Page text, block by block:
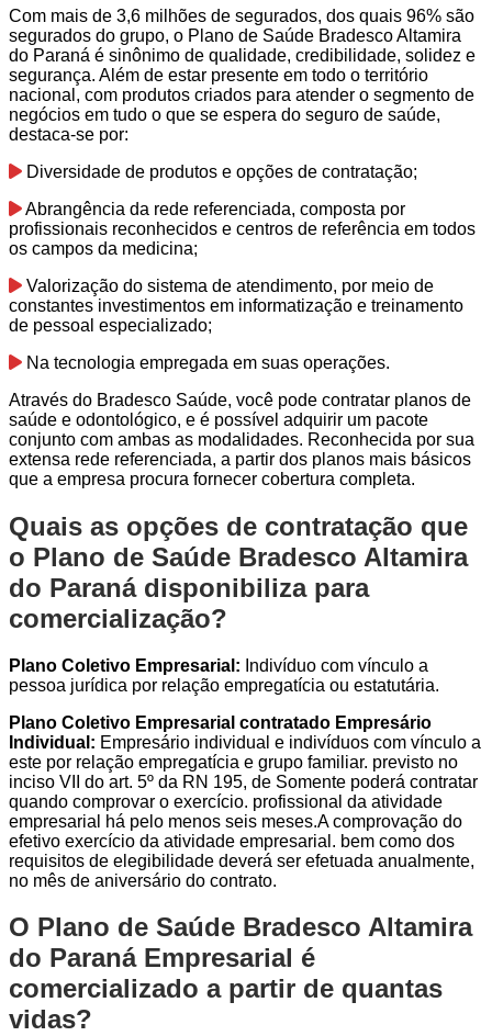
Com mais de 3,6 milhões de segurados, dos quais 96% são
segurados do grupo, o Plano de Saúde Bradesco Altamira
do Paraná é sinônimo de qualidade, credibilidade, solidez e
segurança. Além de estar presente em todo o território
nacional, com produtos criados para atender o segmento de
negócios em tudo o que se espera do seguro de saúde,
destaca-se por:
Diversidade de produtos e opções de contratação;
Abrangência da rede referenciada, composta por
profissionais reconhecidos e centros de referência em todos
os campos da medicina;
Valorização do sistema de atendimento, por meio de
constantes investimentos em informatização e treinamento
de pessoal especializado;
Na tecnologia empregada em suas operações.
Através do Bradesco Saúde, você pode contratar planos de
saúde e odontológico, e é possível adquirir um pacote
conjunto com ambas as modalidades. Reconhecida por sua
extensa rede referenciada, a partir dos planos mais básicos
que a empresa procura fornecer cobertura completa.
Quais as opções de contratação que
o Plano de Saúde Bradesco Altamira
do Paraná disponibiliza para
comercialização?
Plano Coletivo Empresarial: Indivíduo com vínculo a
pessoa jurídica por relação empregatícia ou estatutária.
Plano Coletivo Empresarial contratado Empresário
Individual: Empresário individual e indivíduos com vínculo a
este por relação empregatícia e grupo familiar. previsto no
inciso VII do art. 5º da RN 195, de Somente poderá contratar
quando comprovar o exercício. profissional da atividade
empresarial há pelo menos seis meses.A comprovação do
efetivo exercício da atividade empresarial. bem como dos
requisitos de elegibilidade deverá ser efetuada anualmente,
no mês de aniversário do contrato.
O Plano de Saúde Bradesco Altamira
do Paraná Empresarial é
comercializado a partir de quantas
vidas?